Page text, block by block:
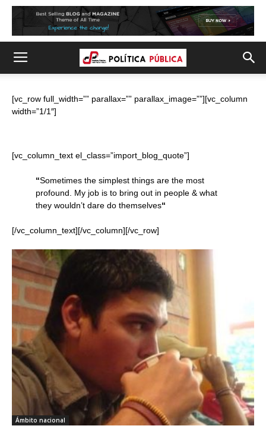
[vc_row full_width=”” parallax=”” parallax_image=””][vc_column
width=”1/1″]
[vc_column_text el_class=”import_blog_quote”]
“Sometimes the simplest things are the most
profound. My job is to bring out in people & what
they wouldn’t dare do themselves“
[/vc_column_text][/vc_column][/vc_row]
Ámbito nacional